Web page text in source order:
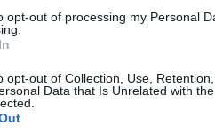
opt-out of processing my Personal
opt-out of Collection, Use,
Data that Is Unrelated with
σε κελί
άσκησε...